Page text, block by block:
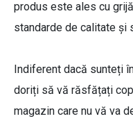
produs este ales cu
standarde de calitate și
Indiferent dacă sunteți
doriți să vă răsfățați
magazin care nu vă va